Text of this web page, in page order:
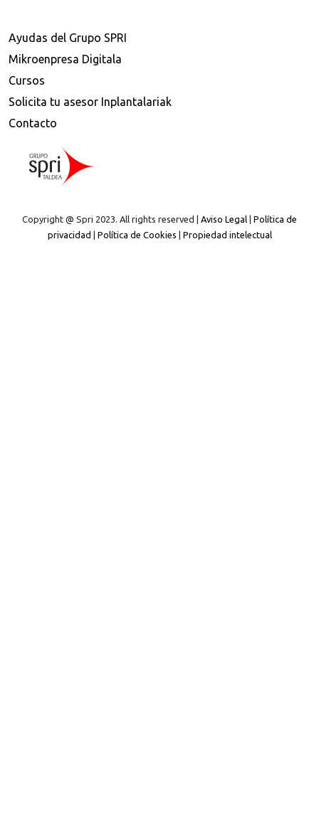
Ayudas del Grupo SPRI
Mikroenpresa Digitala
Cursos
Solicita tu asesor Inplantalariak
Contacto
Copyright @ Spri 2023. All rights reserved | Aviso Legal | Política de
privacidad | Política de Cookies | Propiedad intelectual